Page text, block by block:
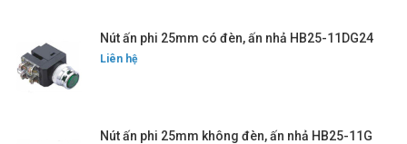
Nút ấn phi 25mm có đèn, ấn nhả HB25-11DG24
Liên hệ
Nút ấn phi 25mm không đèn, ấn nhả HB25-11G